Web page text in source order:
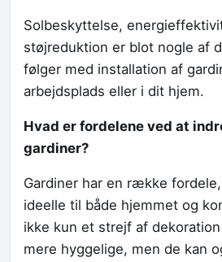
Solbeskyttelse,
støjreduktion er blot nogle af
følger med installation af
arbejdsplads eller i dit hjem.
Hvad er fordelene ved at
gardiner?
Gardiner har en række
ideelle til både hjemmet og
ikke kun et strejf af
mere hyggelige, men de kan